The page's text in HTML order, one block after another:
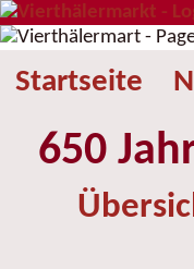
Startseite
650